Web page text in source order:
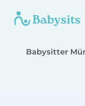
Babysitter